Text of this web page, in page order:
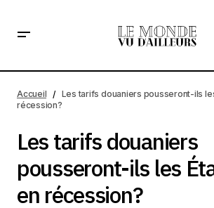
récession?
Accueil
Les tarifs douaniers pousseront-ils
récession?
Les tarifs douaniers
pousseront-ils les
en récession?